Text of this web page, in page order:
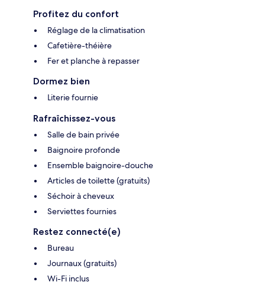
Profitez du confort
Réglage de la climatisation
Cafetière-théière
Fer et planche à repasser
Dormez bien
Literie fournie
Rafraîchissez-vous
Salle de bain privée
Baignoire profonde
Ensemble baignoire-douche
Articles de toilette (gratuits)
Séchoir à cheveux
Serviettes fournies
Restez connecté(e)
Bureau
Journaux (gratuits)
Wi-Fi inclus